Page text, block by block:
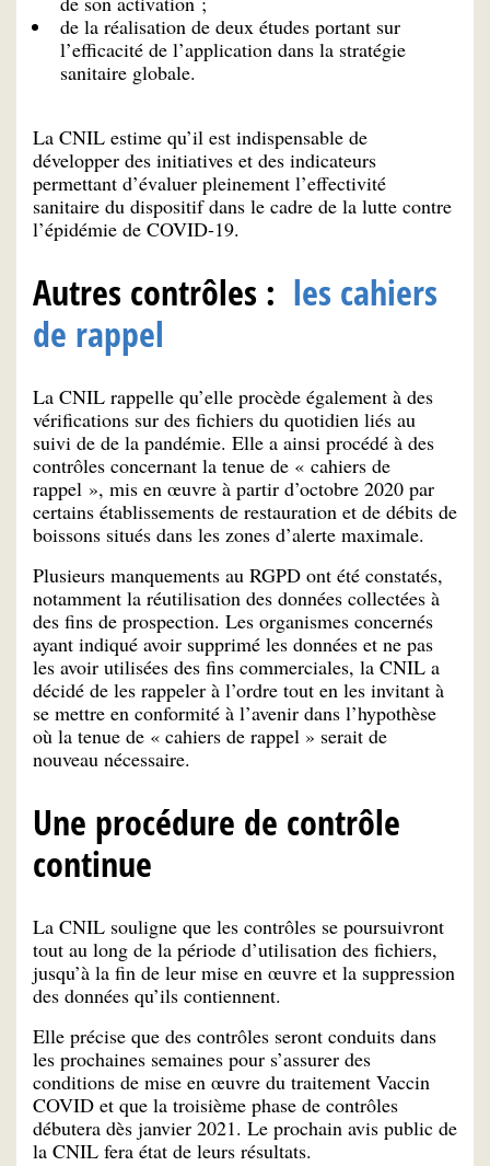
de la réalisation de deux études portant sur
l’efficacité de l’application dans la stratégie
sanitaire globale.
La CNIL estime qu’il est indispensable de
développer des initiatives et des indicateurs
permettant d’évaluer pleinement l’effectivité
sanitaire du dispositif dans le cadre de la lutte contre
l’épidémie de COVID-19.
Autres contrôles : les cahiers
de rappel
La CNIL rappelle qu’elle procède également à des
vérifications sur des fichiers du quotidien liés au
suivi de de la pandémie. Elle a ainsi procédé à des
contrôles concernant la tenue de « cahiers de
rappel », mis en œuvre à partir d’octobre 2020 par
certains établissements de restauration et de débits de
boissons situés dans les zones d’alerte maximale.
Plusieurs manquements au RGPD ont été constatés,
notamment la réutilisation des données collectées à
des fins de prospection. Les organismes concernés
ayant indiqué avoir supprimé les données et ne pas
les avoir utilisées des fins commerciales, la CNIL a
décidé de les rappeler à l’ordre tout en les invitant à
se mettre en conformité à l’avenir dans l’hypothèse
où la tenue de « cahiers de rappel » serait de
nouveau nécessaire.
Une procédure de contrôle
continue
La CNIL souligne que les contrôles se poursuivront
tout au long de la période d’utilisation des fichiers,
jusqu’à la fin de leur mise en œuvre et la suppression
des données qu’ils contiennent.
Elle précise que des contrôles seront conduits dans
les prochaines semaines pour s’assurer des
conditions de mise en œuvre du traitement Vaccin
COVID et que la troisième phase de contrôles
débutera dès janvier 2021. Le prochain avis public de
la CNIL fera état de leurs résultats.